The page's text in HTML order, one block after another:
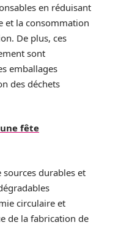
en réduisant
et la consommation
De plus, ces
sont
emballages
des déchets
fête
durables et
circulaire et
de la fabrication de